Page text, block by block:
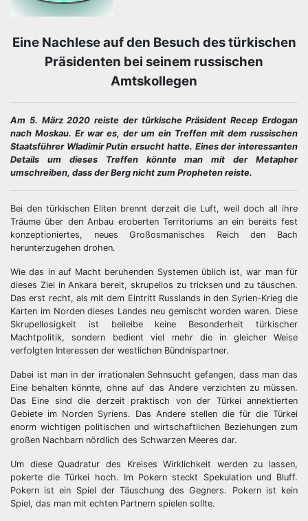
Eine Nachlese auf den Besuch des türkischen
Präsidenten bei seinem russischen
Amtskollegen
Am 5. März 2020 reiste der türkische Präsident Recep Erdogan
nach Moskau. Er war es, der um ein Treffen mit dem russischen
Staatsführer Wladimir Putin ersucht hatte. Eines der interessanten
Details um dieses Treffen könnte man mit der Metapher
umschreiben, dass der Berg nicht zum Propheten reiste.
Bei den türkischen Eliten brennt derzeit die Luft, weil doch all ihre
Träume über den Anbau eroberten Territoriums an ein bereits fest
konzeptioniertes, neues Großosmanisches Reich den Bach
herunterzugehen drohen.
Wie das in auf Macht beruhenden Systemen üblich ist, war man für
dieses Ziel in Ankara bereit, skrupellos zu tricksen und zu täuschen.
Das erst recht, als mit dem Eintritt Russlands in den Syrien-Krieg die
Karten im Norden dieses Landes neu gemischt worden waren. Diese
Skrupellosigkeit ist beileibe keine Besonderheit türkischer
Machtpolitik, sondern bedient viel mehr die in gleicher Weise
verfolgten Interessen der westlichen Bündnispartner.
Dabei ist man in der irrationalen Sehnsucht gefangen, dass man das
Eine behalten könnte, ohne auf das Andere verzichten zu müssen.
Das Eine sind die derzeit praktisch von der Türkei annektierten
Gebiete im Norden Syriens. Das Andere stellen die für die Türkei
enorm wichtigen politischen und wirtschaftlichen Beziehungen zum
großen Nachbarn nördlich des Schwarzen Meeres dar.
Um diese Quadratur des Kreises Wirklichkeit werden zu lassen,
pokerte die Türkei hoch. Im Pokern steckt Spekulation und Bluff.
Pokern ist ein Spiel der Täuschung des Gegners. Pokern ist kein
Spiel, das man mit echten Partnern spielen sollte.